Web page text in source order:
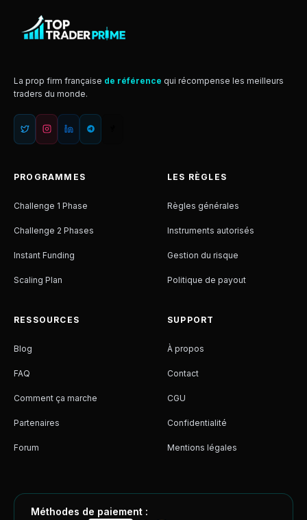
La prop firm française de référence qui récompense les meilleurs
traders du monde.
PROGRAMMES
Challenge 1 Phase
Challenge 2 Phases
Instant Funding
Scaling Plan
LES RÈGLES
Règles générales
Instruments autorisés
Gestion du risque
Politique de payout
RESSOURCES
Blog
FAQ
Comment ça marche
Partenaires
Forum
SUPPORT
À propos
Contact
CGU
Confidentialité
Mentions légales
Méthodes de paiement :